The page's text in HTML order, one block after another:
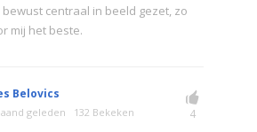
centraal in beeld gezet, zo
mij het beste.
Belovics
geleden 132 Bekeken 4